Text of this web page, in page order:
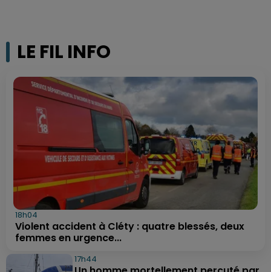
LE FIL INFO
18h04
Violent accident à Cléty : quatre blessés, deux
femmes en urgence...
17h44